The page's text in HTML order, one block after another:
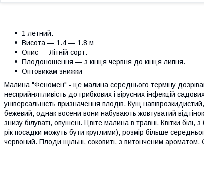
1 летний.
Висота — 1.4 — 1.8 м
Опис — Літній сорт.
Плодоношення — з кінця червня до кінця липня.
Оптовикам знижки
Малина "Феномен" - це малина середнього терміну
несприйнятливість до грибкових і вірусних інфекцій
універсальність призначення плодів. Кущ
бежевий, однак восени вони набувають жовтуватий
знизу білуваті, опушені. Цвіте малина в травні. Квітки
рік посадки можуть бути круглими), розмір більше
червоний. Плоди щільні, соковиті, з витонченим